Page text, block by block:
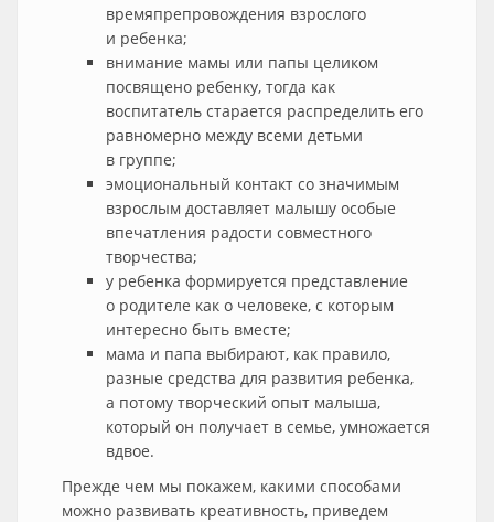
времяпрепровождения взрослого
и ребенка;
внимание мамы или папы целиком
посвящено ребенку, тогда как
воспитатель старается распределить его
равномерно между всеми детьми
в группе;
эмоциональный контакт со значимым
взрослым доставляет малышу особые
впечатления радости совместного
творчества;
у ребенка формируется представление
о родителе как о человеке, с которым
интересно быть вместе;
мама и папа выбирают, как правило,
разные средства для развития ребенка,
а потому творческий опыт малыша,
который он получает в семье, умножается
вдвое.
Прежде чем мы покажем, какими способами
можно развивать креативность, приведем